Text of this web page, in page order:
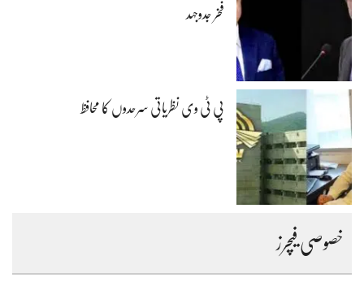
فخر جدوجہد
پی ٹی وی نظریاتی سرحدوں کا محافظ
خصوصی فیچرز